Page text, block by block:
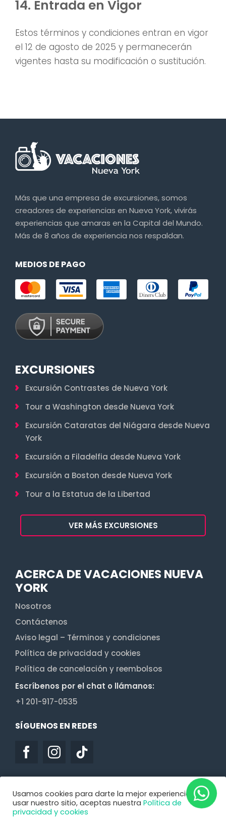
14. Entrada en Vigor
Estos términos y condiciones entran en vigor
el 12 de agosto de 2025 y permanecerán
vigentes hasta su modificación o sustitución.
Más que una empresa de excursiones, somos
creadores de experiencias en Nueva York, vivirás
experiencias que amaras en la Capital del Mundo.
Más de 8 años de experiencia nos respaldan.
MEDIOS DE PAGO
EXCURSIONES
Excursión Contrastes de Nueva York
Tour a Washington desde Nueva York
Excursión Cataratas del Niágara desde Nueva
York
Excursión a Filadelfia desde Nueva York
Excursión a Boston desde Nueva York
Tour a la Estatua de la Libertad
VER MÁS EXCURSIONES
ACERCA DE VACACIONES NUEVA
YORK
Nosotros
Contáctenos
Aviso legal – Términos y condiciones
Política de privacidad y cookies
Política de cancelación y reembolsos
Escríbenos por el chat o llámanos:
+1 201-917-0535
SÍGUENOS EN REDES
Usamos cookies para darte la mejor experiencia. Al
usar nuestro sitio, aceptas nuestra Política de
privacidad y cookies